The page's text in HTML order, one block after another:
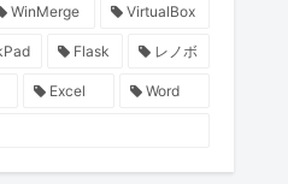
WinMerge VirtualBox
Flask レノボ
Excel Word